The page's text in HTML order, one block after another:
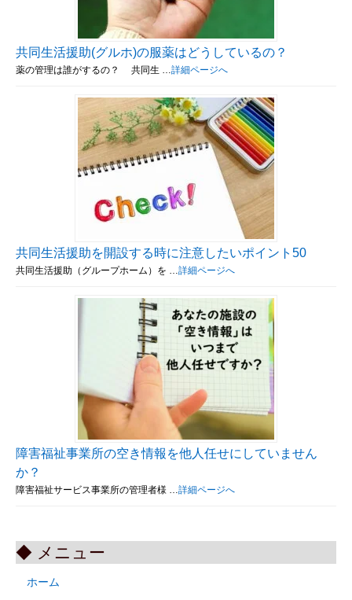
共同生活援助(グルホ)の服薬はどうしているの？
薬の管理は誰がするの？ 共同生 …詳細ページへ
共同生活援助を開設する時に注意したいポイント50
共同生活援助（グループホーム）を …詳細ページへ
障害福祉事業所の空き情報を他人任せにしていません
か？
障害福祉サービス事業所の管理者様 …詳細ページへ
◆ メニュー
ホーム